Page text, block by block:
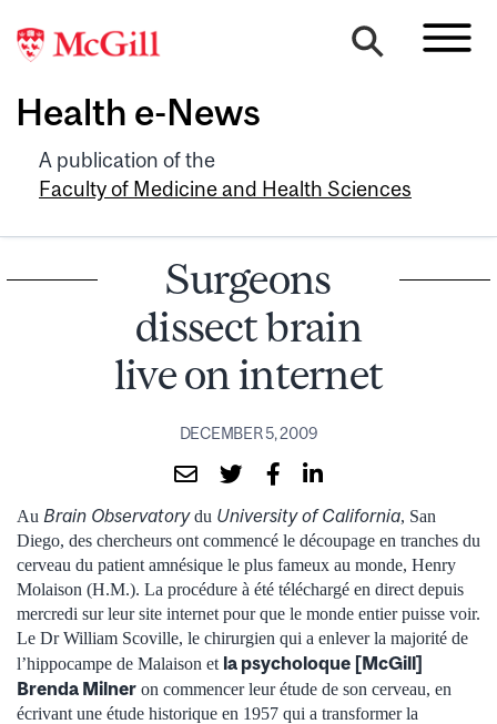
Health e-News
A publication of the
Faculty of Medicine and Health Sciences
Surgeons
dissect brain
live on internet
DECEMBER 5, 2009
Au Brain Observatorydu University of California, San
Diego, des chercheurs ont commencé le découpage en tranches du
cerveau du patient amnésique le plus fameux au monde, Henry
Molaison (H.M.). La procédure à été téléchargé en direct depuis
mercredi sur leur site internet pour que le monde entier puisse voir.
Le Dr William Scoville, le chirurgien qui a enlever la majorité de
l’hippocampe de Malaison et la psycholoque [McGill]
Brenda Milner on commencer leur étude de son cerveau, en
écrivant une étude historique en 1957 qui a transformer la